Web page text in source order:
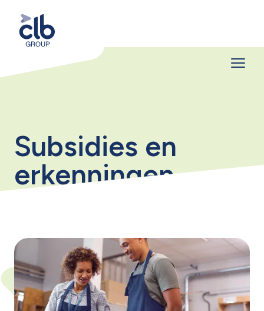
Subsidies en
erkenningen